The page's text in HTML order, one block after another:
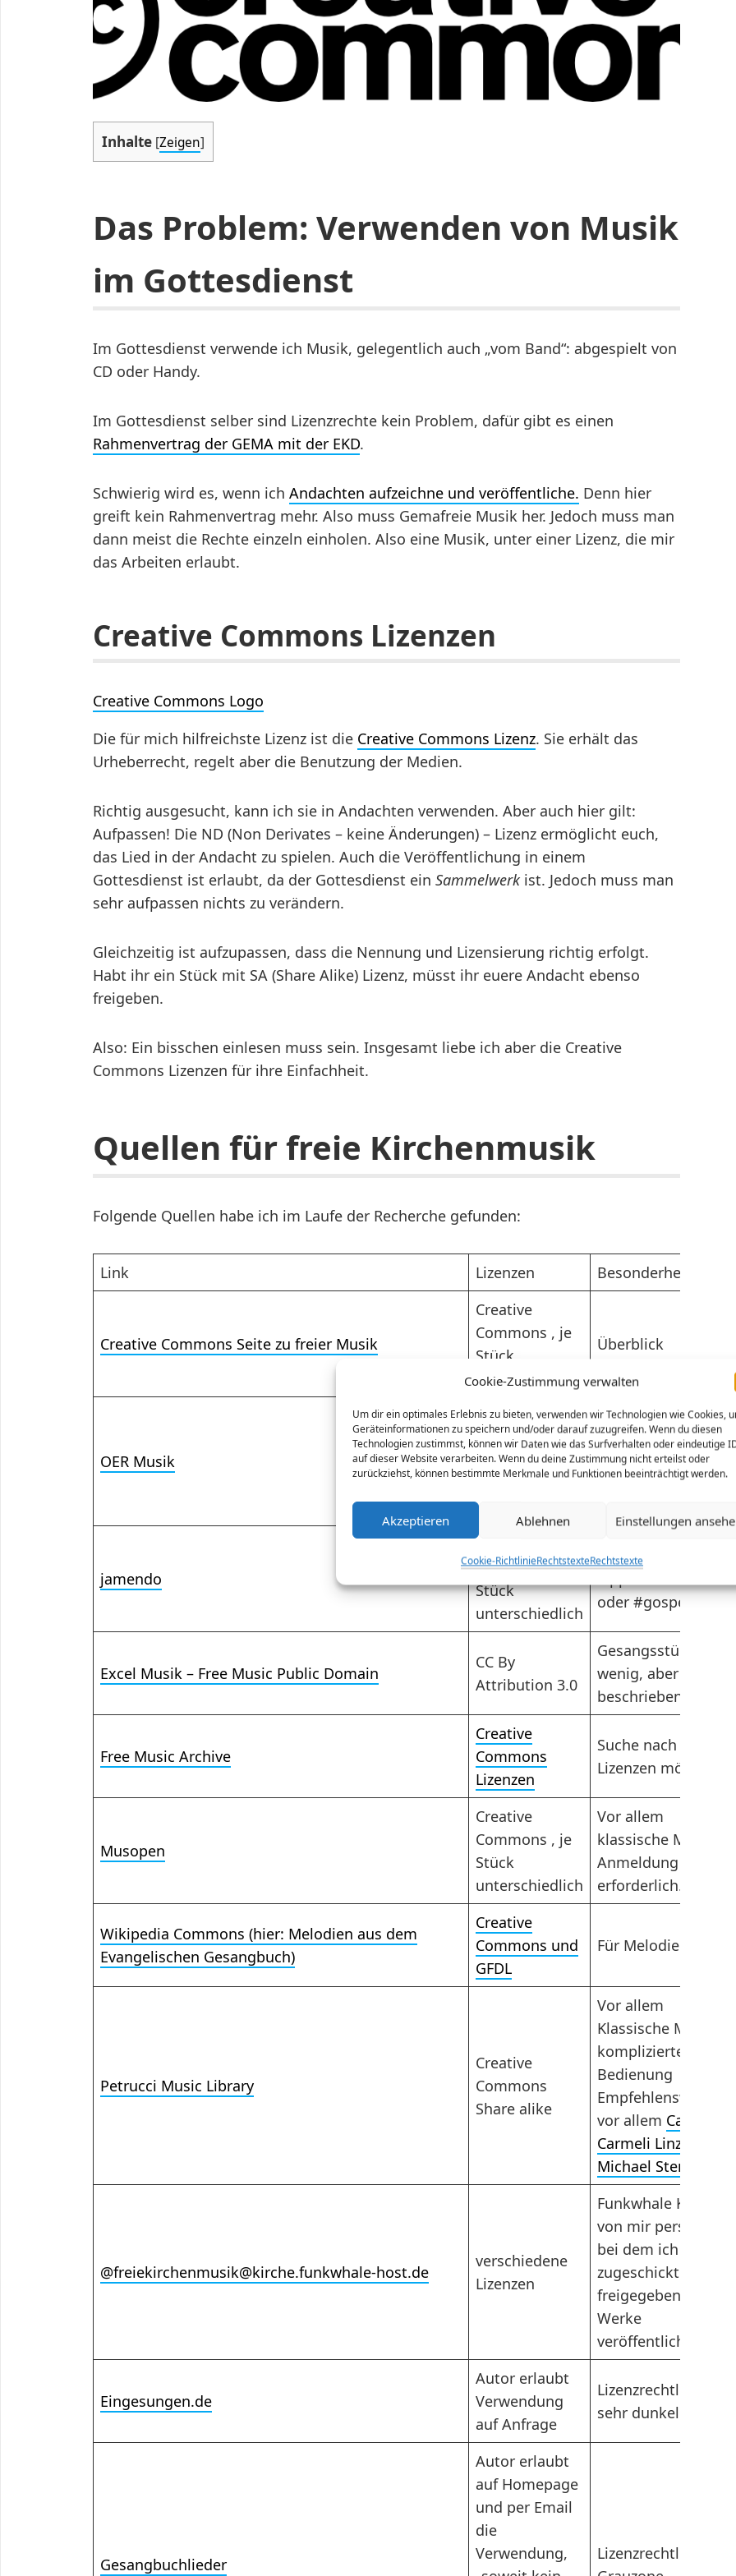
Cookie-Zustimmung verwalten
Um dir ein optimales Erlebnis zu bieten, verwenden wir Technologien wie Cookies,
Geräteinformationen zu speichern und/oder darauf zuzugreifen. Wenn du diesen
Technologien zustimmst, können wir Daten wie das Surfverhalten oder eindeutige
auf dieser Website verarbeiten. Wenn du deine Zustimmung nicht erteilst oder
zurückziehst, können bestimmte Merkmale und Funktionen beeinträchtigt werden.
Akzeptieren Ablehnen Einstellungen
Cookie-RichtlinieRechtstexteRechtstexte
Inhalte [Zeigen]
Das Problem: Verwenden von Musik
im Gottesdienst
Im Gottesdienst verwende ich Musik, gelegentlich auch „vom Band“: abgespielt von
CD oder Handy.
Im Gottesdienst selber sind Lizenzrechte kein Problem, dafür gibt es einen
Rahmenvertrag der GEMA mit der EKD.
Schwierig wird es, wenn ich Andachten aufzeichne und veröffentliche. Denn hier
greift kein Rahmenvertrag mehr. Also muss Gemafreie Musik her. Jedoch muss man
dann meist die Rechte einzeln einholen. Also eine Musik, unter einer Lizenz, die mir
das Arbeiten erlaubt.
Creative Commons Lizenzen
Creative Commons Logo
Die für mich hilfreichste Lizenz ist die Creative Commons Lizenz. Sie erhält das
Urheberrecht, regelt aber die Benutzung der Medien.
Richtig ausgesucht, kann ich sie in Andachten verwenden. Aber auch hier gilt:
Aufpassen! Die ND (Non Derivates – keine Änderungen) – Lizenz ermöglicht euch,
das Lied in der Andacht zu spielen. Auch die Veröffentlichung in einem
Gottesdienst ist erlaubt, da der Gottesdienst ein Sammelwerk ist. Jedoch muss man
sehr aufpassen nichts zu verändern.
Gleichzeitig ist aufzupassen, dass die Nennung und Lizensierung richtig erfolgt.
Habt ihr ein Stück mit SA (Share Alike) Lizenz, müsst ihr euere Andacht ebenso
freigeben.
Also: Ein bisschen einlesen muss sein. Insgesamt liebe ich aber die Creative
Commons Lizenzen für ihre Einfachheit.
Quellen für freie Kirchenmusik
Folgende Quellen habe ich im Laufe der Recherche gefunden:
Link Lizenzen Besonderheiten
Creative Commons Seite zu freier Musik
Creative
Commons , je
Stück
unterschiedlich
Überblick
OER Musik
CC0 – Public
Domain
Um etwas zu
finden, sollte man
wissen, was man
sucht. Sehr
jamendo
Creative
Commons , je
Stück
unterschiedlich
Suche schwierig.
oder #gospel
Excel Musik – Free Music Public Domain
CC By
Attribution 3.0
Gesangsstücke,
wenig, aber genau
beschrieben
Free Music Archive
Creative
Commons
Lizenzen
Suche nach
Lizenzen möglich
Musopen
Creative
Commons , je
Stück
unterschiedlich
Vor allem
klassische Musik.
Anmeldung
erforderlich.
Wikipedia Commons (hier: Melodien aus dem
Evangelischen Gesangbuch)
Creative
Commons und
GFDL
Für Melodien
Petrucci Music Library
Creative
Commons
Share alike
Vor allem
Klassische Musik,
komplizierte
Bedienung
Empfehlenswert
vor allem Cantores
Carmeli Linz
Michael Stenov
@freiekirchenmusik@kirche.funkwhale-host.de
verschiedene
Lizenzen
Funkwhale Kanal
von mir persönlich,
bei dem ich mir
zugeschickte und
freigegebene
Werke
veröffentliche.
Eingesungen.de
Autor erlaubt
Verwendung
auf Anfrage
Lizenzrechtlich
sehr dunkelgrau
Gesangbuchlieder
Autor erlaubt
auf Homepage
und per Email
die
Verwendung,
Lizenzrechtlich